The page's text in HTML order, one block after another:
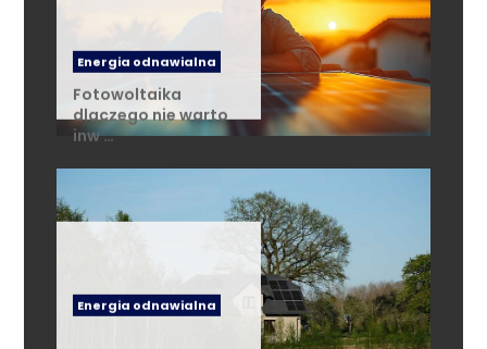
Energia odnawialna
Fotowoltaika
dlaczego nie warto
inw …
Energia odnawialna